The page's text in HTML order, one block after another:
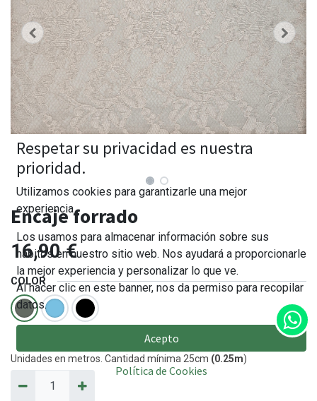
Encaje forrado
16,90€
COLOR
Unidades en metros. Cantidad mínima 25cm (0.25m)
Respetar su privacidad es nuestra
prioridad.
Utilizamos cookies para garantizarle una mejor
experiencia.
Los usamos para almacenar información sobre sus
hábitos en nuestro sitio web. Nos ayudará a proporcionarle
la mejor experiencia y personalizar lo que ve.
Al hacer clic en este banner, nos da permiso para recopilar
datos.
Acepto
Política de Cookies